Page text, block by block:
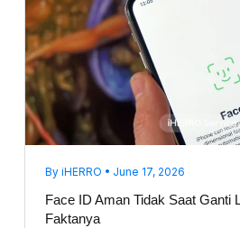
By iHERRO • June 17, 2026
Face ID Aman Tidak Saat Ganti
Faktanya
Ganti
LCD
iPhone?
Ini
Faktanya